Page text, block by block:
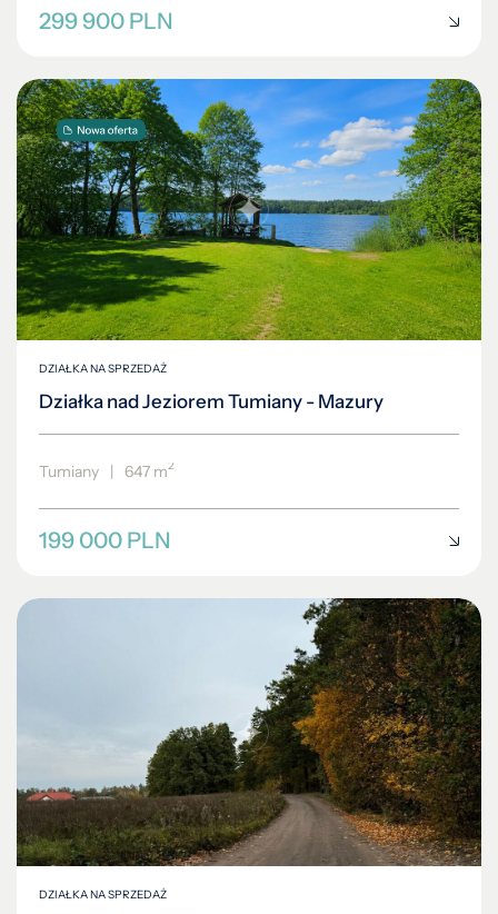
299 900 PLN
DZIAŁKA NA SPRZEDAŻ
Działka nad Jeziorem Tumiany - Mazury
Tumiany 647 m2
199 000 PLN
DZIAŁKA NA SPRZEDAŻ